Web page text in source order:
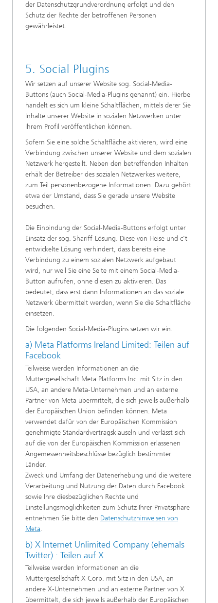
der Datenschutzgrundverordnung erfolgt und den
Schutz der Rechte der betroffenen Personen
gewährleistet.
5. Social Plugins
Wir setzen auf unserer Website sog. Social-Media-
Buttons (auch Social-Media-Plugins genannt) ein. Hierbei
handelt es sich um kleine Schaltflächen, mittels derer Sie
Inhalte unserer Website in sozialen Netzwerken unter
Ihrem Profil veröffentlichen können.
Sofern Sie eine solche Schaltfläche aktivieren, wird eine
Verbindung zwischen unserer Website und dem sozialen
Netzwerk hergestellt. Neben den betreffenden Inhalten
erhält der Betreiber des sozialen Netzwerkes weitere,
zum Teil personenbezogene Informationen. Dazu gehört
etwa der Umstand, dass Sie gerade unsere Website
besuchen.
Die Einbindung der Social-Media-Buttons erfolgt unter
Einsatz der sog. Shariff-Lösung. Diese von Heise und c’t
entwickelte Lösung verhindert, dass bereits eine
Verbindung zu einem sozialen Netzwerk aufgebaut
wird, nur weil Sie eine Seite mit einem Social-Media-
Button aufrufen, ohne diesen zu aktivieren. Das
bedeutet, dass erst dann Informationen an das soziale
Netzwerk übermittelt werden, wenn Sie die Schaltfläche
einsetzen.
Die folgenden Social-Media-Plugins setzen wir ein:
a) Meta Platforms Ireland Limited: Teilen auf
Facebook
Teilweise werden Informationen an die
Muttergesellschaft Meta Platforms Inc. mit Sitz in den
USA, an andere Meta-Unternehmen und an externe
Partner von Meta übermittelt, die sich jeweils außerhalb
der Europäischen Union befinden können. Meta
verwendet dafür von der Europäischen Kommission
genehmigte Standardvertragsklauseln und verlässt sich
auf die von der Europäischen Kommission erlassenen
Angemessenheitsbeschlüsse bezüglich bestimmter
Länder.
Zweck und Umfang der Datenerhebung und die weitere
Verarbeitung und Nutzung der Daten durch Facebook
sowie Ihre diesbezüglichen Rechte und
Einstellungsmöglichkeiten zum Schutz Ihrer Privatsphäre
entnehmen Sie bitte den Datenschutzhinweisen von
Meta.
b) X Internet Unlimited Company (ehemals
Twitter) : Teilen auf X
Teilweise werden Informationen an die
Muttergesellschaft X Corp. mit Sitz in den USA, an
andere X-Unternehmen und an externe Partner von X
übermittelt, die sich jeweils außerhalb der Europäischen